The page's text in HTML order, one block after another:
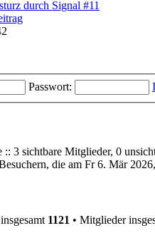
durch Signal #11
Passwort:
:: 3 sichtbare Mitglieder, 0
die am Fr 6. Mär
1121 • Mitglieder